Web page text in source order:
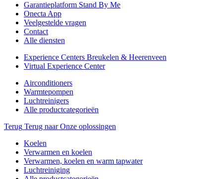
Garantieplatform Stand By Me
Onecta App
Veelgestelde vragen
Contact
Alle diensten
Experience Centers Breukelen & Heerenveen
Virtual Experience Center
Airconditioners
Warmtepompen
Luchtreinigers
Alle productcategorieën
Terug Terug naar Onze oplossingen
Koelen
Verwarmen en koelen
Verwarmen, koelen en warm tapwater
Luchtreiniging